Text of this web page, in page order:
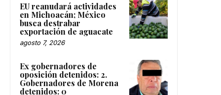
EU reanudará actividades
en Michoacán; México
busca destrabar
exportación de aguacate
agosto 7, 2026
Ex gobernadores de
oposición detenidos: 2.
Gobernadores de Morena
detenidos: 0